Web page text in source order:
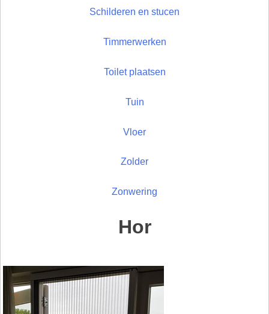
Schilderen en stucen
Timmerwerken
Toilet plaatsen
Tuin
Vloer
Zolder
Zonwering
Hor